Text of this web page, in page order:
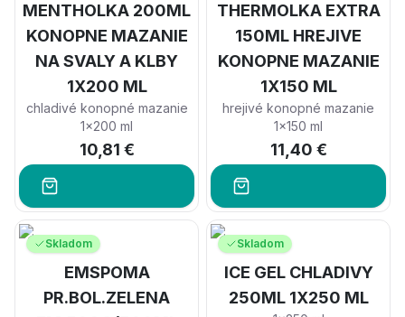
MENTHOLKA 200ML
KONOPNE MAZANIE
NA SVALY A KLBY
1X200 ML
chladivé konopné mazanie
1x200 ml
10,81 €
THERMOLKA EXTRA
150ML HREJIVE
KONOPNE MAZANIE
1X150 ML
hrejivé konopné mazanie
1x150 ml
11,40 €
Skladom
EMSPOMA
PR.BOL.ZELENA
Skladom
ICE GEL CHLADIVY
250ML 1X250 ML